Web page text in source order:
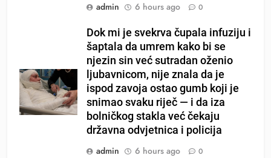
admin
6 hours ago 0
Dok mi je svekrva čupala infuziju i
šaptala da umrem kako bi se
njezin sin već sutradan oženio
ljubavnicom, nije znala da je
ispod zavoja ostao gumb koji je
snimao svaku riječ — i da iza
bolničkog stakla već čekaju
državna odvjetnica i policija
admin
6 hours ago 0